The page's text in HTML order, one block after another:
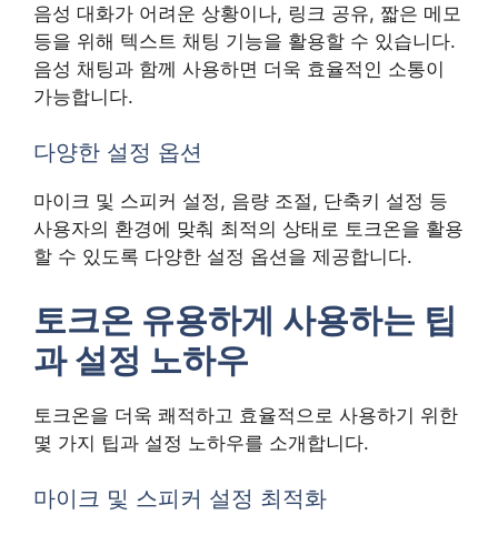
음성 대화가 어려운 상황이나, 링크 공유, 짧은 메모
등을 위해 텍스트 채팅 기능을 활용할 수 있습니다.
음성 채팅과 함께 사용하면 더욱 효율적인 소통이
가능합니다.
다양한 설정 옵션
마이크 및 스피커 설정, 음량 조절, 단축키 설정 등
사용자의 환경에 맞춰 최적의 상태로 토크온을 활용
할 수 있도록 다양한 설정 옵션을 제공합니다.
토크온 유용하게 사용하는 팁
과 설정 노하우
토크온을 더욱 쾌적하고 효율적으로 사용하기 위한
몇 가지 팁과 설정 노하우를 소개합니다.
마이크 및 스피커 설정 최적화